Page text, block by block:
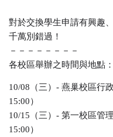
對於交換學生申請有興趣
千萬別錯過！
－－－－－－－－
各校區舉辦之時間與地點：
10/08（三）- 燕巢校區行
15:00）
10/15（三）- 第一校區管
15:00）